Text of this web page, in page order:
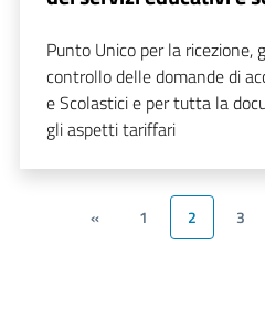
Punto Unico per la
controllo delle domande di
e Scolastici e per tutta la
gli aspetti tariffari
« 1 2 3